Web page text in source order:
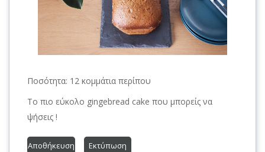
Ποσότητα: 12 κομμάτια περίπου
Το πιο εύκολο gingebread cake που μπορείς να
ψήσεις !
Αποθήκευση Εκτύπωση